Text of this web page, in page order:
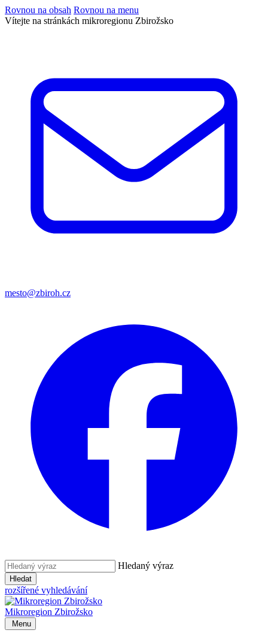
Rovnou na obsah Rovnou na menu
Vítejte na stránkách mikroregionu Zbirožsko
mesto@zbiroh.cz
Hledaný výraz
Hledat
rozšířené vyhledávání
Mikroregion Zbirožsko
Menu